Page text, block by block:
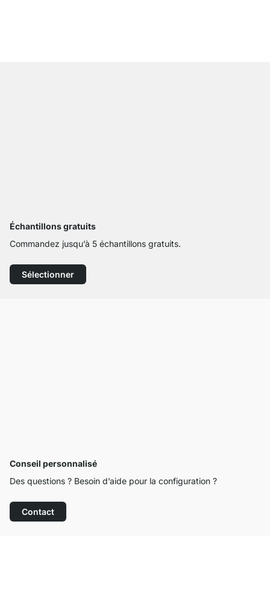
Échantillons gratuits
Commandez jusqu’à 5 échantillons gratuits.
Sélectionner
Conseil personnalisé
Des questions ? Besoin d’aide pour la configuration ?
Contact